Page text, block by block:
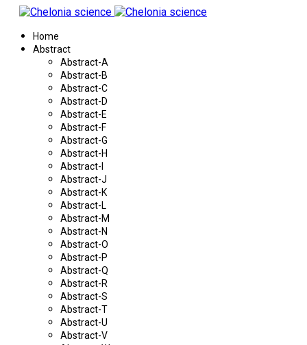
Home
Abstract
Abstract-A
Abstract-B
Abstract-C
Abstract-D
Abstract-E
Abstract-F
Abstract-G
Abstract-H
Abstract-I
Abstract-J
Abstract-K
Abstract-L
Abstract-M
Abstract-N
Abstract-O
Abstract-P
Abstract-Q
Abstract-R
Abstract-S
Abstract-T
Abstract-U
Abstract-V